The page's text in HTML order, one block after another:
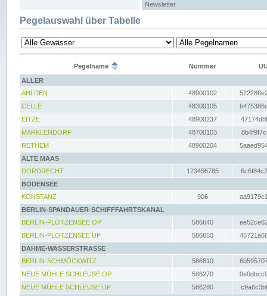
Newsletter
Pegelauswahl über Tabelle
Pegelname Nummer
ALLER
AHLDEN
48900102
CELLE
48300105
EITZE
48900237
MARKLENDORF
48700103
RETHEM
48900204
ALTE MAAS
DORDRECHT
123456785
BODENSEE
KONSTANZ
906
BERLIN-SPANDAUER-SCHIFFFAHRTSKANAL
BERLIN-PLÖTZENSEE OP
586640
BERLIN-PLÖTZENSEE UP
586650
DAHME-WASSERSTRASSE
BERLIN-SCHMÖCKWITZ
586810
NEUE MÜHLE SCHLEUSE OP
586270
NEUE MÜHLE SCHLEUSE UP
586280